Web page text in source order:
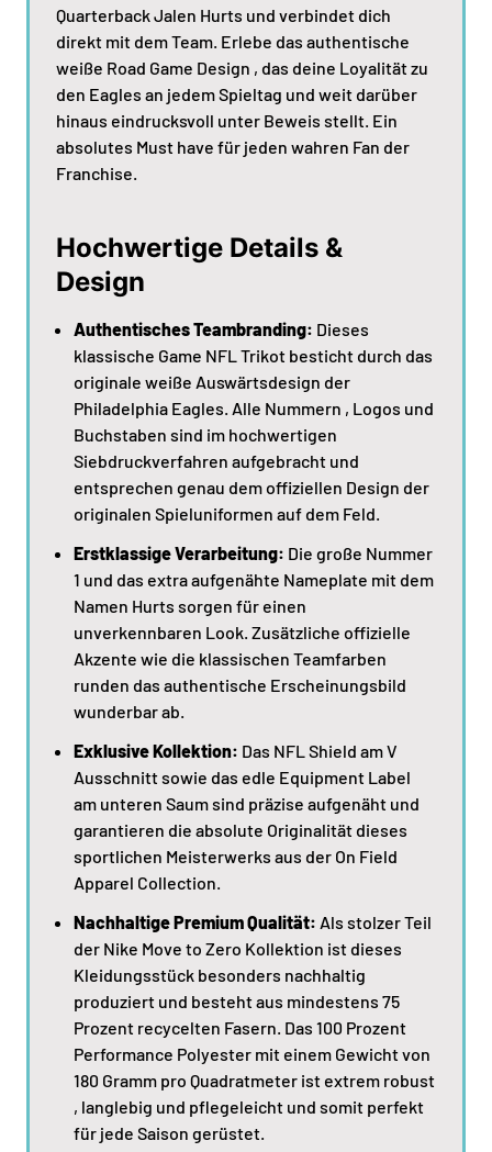
Quarterback Jalen Hurts und verbindet dich
direkt mit dem Team. Erlebe das authentische
weiße Road Game Design , das deine Loyalität zu
den Eagles an jedem Spieltag und weit darüber
hinaus eindrucksvoll unter Beweis stellt. Ein
absolutes Must have für jeden wahren Fan der
Franchise.
Hochwertige Details &
Design
Authentisches Teambranding: Dieses
klassische Game NFL Trikot besticht durch das
originale weiße Auswärtsdesign der
Philadelphia Eagles. Alle Nummern , Logos und
Buchstaben sind im hochwertigen
Siebdruckverfahren aufgebracht und
entsprechen genau dem offiziellen Design der
originalen Spieluniformen auf dem Feld.
Erstklassige Verarbeitung: Die große Nummer
1 und das extra aufgenähte Nameplate mit dem
Namen Hurts sorgen für einen
unverkennbaren Look. Zusätzliche offizielle
Akzente wie die klassischen Teamfarben
runden das authentische Erscheinungsbild
wunderbar ab.
Exklusive Kollektion: Das NFL Shield am V
Ausschnitt sowie das edle Equipment Label
am unteren Saum sind präzise aufgenäht und
garantieren die absolute Originalität dieses
sportlichen Meisterwerks aus der On Field
Apparel Collection.
Nachhaltige Premium Qualität: Als stolzer Teil
der Nike Move to Zero Kollektion ist dieses
Kleidungsstück besonders nachhaltig
produziert und besteht aus mindestens 75
Prozent recycelten Fasern. Das 100 Prozent
Performance Polyester mit einem Gewicht von
180 Gramm pro Quadratmeter ist extrem robust
, langlebig und pflegeleicht und somit perfekt
für jede Saison gerüstet.